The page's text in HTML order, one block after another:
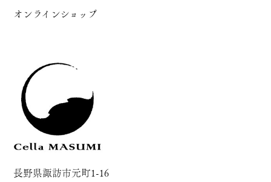
オンラインショップ
長野県諏訪市元町1-16